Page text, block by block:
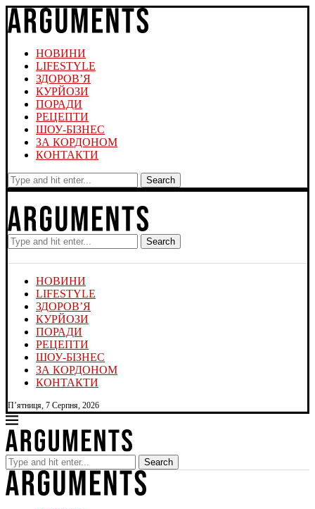
НОВИНИ
LIFESTYLE
ЗДОРОВ’Я
КУРЙОЗИ
ПОРАДИ
РЕЦЕПТИ
ШОУ-БІЗНЕС
ЗА КОРДОНОМ
КОНТАКТИ
Search
Search
НОВИНИ
LIFESTYLE
ЗДОРОВ’Я
КУРЙОЗИ
ПОРАДИ
РЕЦЕПТИ
ШОУ-БІЗНЕС
ЗА КОРДОНОМ
КОНТАКТИ
П’ятниця, 7 Серпня, 2026
Search